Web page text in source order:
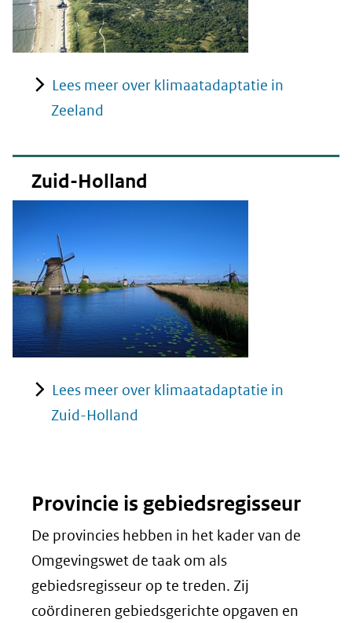
Lees meer over klimaatadaptatie in
Zeeland
Zuid-Holland
Lees meer over klimaatadaptatie in
Zuid-Holland
Provincie is gebiedsregisseur
De provincies hebben in het kader van de
Omgevingswet de taak om als
gebiedsregisseur op te treden. Zij
coördineren gebiedsgerichte opgaven en